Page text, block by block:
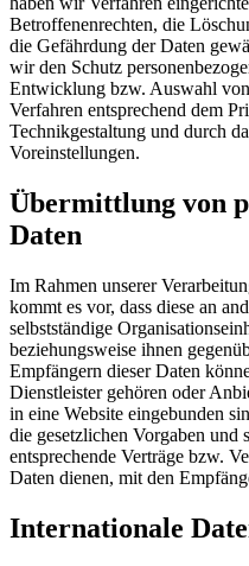
Betroffenenrechten, die
die Gefährdung der Daten
wir den Schutz
Entwicklung bzw. Auswahl
Verfahren entsprechend dem
Technikgestaltung und durch
Voreinstellungen.
Übermittlung von
Daten
Im Rahmen unserer
kommt es vor, dass diese an
selbstständige
beziehungsweise ihnen
Empfängern dieser Daten
Dienstleister gehören oder
in eine Website eingebunden
die gesetzlichen Vorgaben und
entsprechende Verträge bzw.
Daten dienen, mit den
Internationale